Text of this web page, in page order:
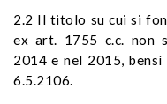
2.2 Il titolo su cui si
ex art. 1755 c.c. non
2014 e nel 2015, bensì
6.5.2106.